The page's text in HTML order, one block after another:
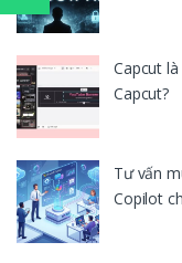
Capcut
Capcut?
Tư vấn
Copilot